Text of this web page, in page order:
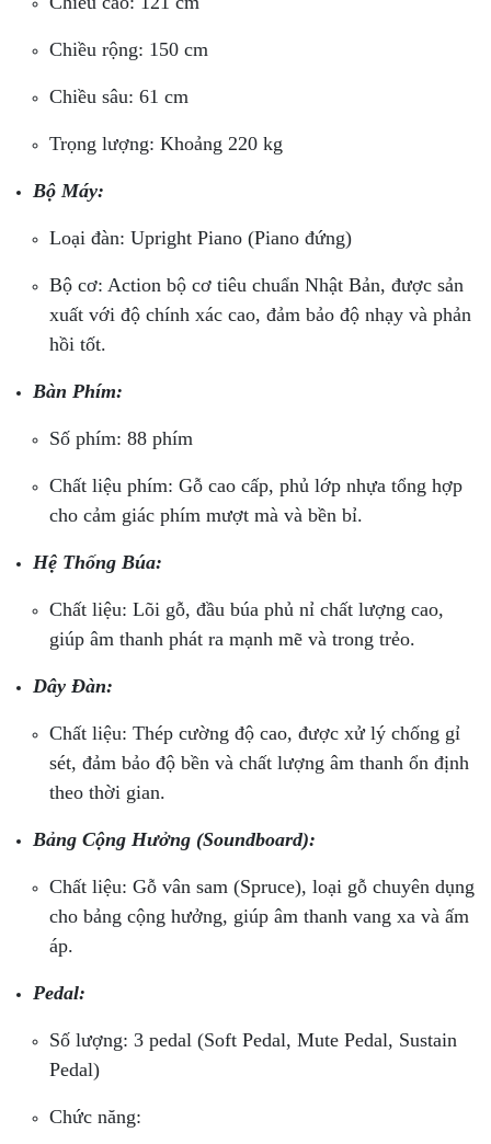
Chiều rộng: 150 cm
Chiều sâu: 61 cm
Trọng lượng: Khoảng 220 kg
Bộ Máy:
Loại đàn: Upright Piano (Piano đứng)
Bộ cơ: Action bộ cơ tiêu chuẩn Nhật Bản, được sản
xuất với độ chính xác cao, đảm bảo độ nhạy và phản
hồi tốt.
Bàn Phím:
Số phím: 88 phím
Chất liệu phím: Gỗ cao cấp, phủ lớp nhựa tổng hợp
cho cảm giác phím mượt mà và bền bỉ.
Hệ Thống Búa:
Chất liệu: Lõi gỗ, đầu búa phủ nỉ chất lượng cao,
giúp âm thanh phát ra mạnh mẽ và trong trẻo.
Dây Đàn:
Chất liệu: Thép cường độ cao, được xử lý chống gỉ
sét, đảm bảo độ bền và chất lượng âm thanh ổn định
theo thời gian.
Bảng Cộng Hưởng (Soundboard):
Chất liệu: Gỗ vân sam (Spruce), loại gỗ chuyên dụng
cho bảng cộng hưởng, giúp âm thanh vang xa và ấm
áp.
Pedal:
Số lượng: 3 pedal (Soft Pedal, Mute Pedal, Sustain
Pedal)
Chức năng: